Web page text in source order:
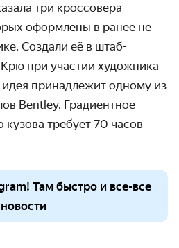
три кроссовера
оформлены в ранее не
Создали её в штаб-
при участии художника
принадлежит одному из
Bentley. Градиентное
требует 70 часов
Там быстро и все-все
новости